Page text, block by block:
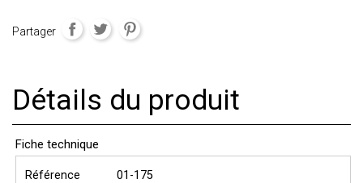
Partager
Détails du produit
Fiche technique
Référence
01-175